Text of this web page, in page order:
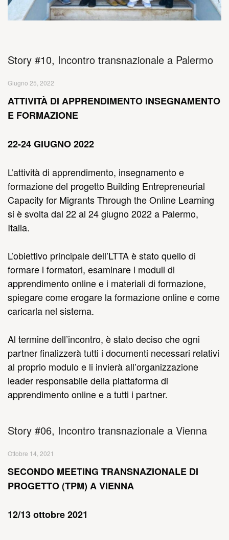
Story #10, Incontro transnazionale a Palermo
Giugno 25, 2022
ATTIVITÀ DI APPRENDIMENTO INSEGNAMENTO
E FORMAZIONE
22-24 GIUGNO 2022
L’attività di apprendimento, insegnamento e
formazione del progetto Building Entrepreneurial
Capacity for Migrants Through the Online Learning
si è svolta dal 22 al 24 giugno 2022 a Palermo,
Italia.
L’obiettivo principale dell’LTTA è stato quello di
formare i formatori, esaminare i moduli di
apprendimento online e i materiali di formazione,
spiegare come erogare la formazione online e come
caricarla nel sistema.
Al termine dell’incontro, è stato deciso che ogni
partner finalizzerà tutti i documenti necessari relativi
al proprio modulo e li invierà all’organizzazione
leader responsabile della piattaforma di
apprendimento online e a tutti i partner.
Story #06, Incontro transnazionale a Vienna
Ottobre 14, 2021
SECONDO MEETING TRANSNAZIONALE DI
PROGETTO (TPM) A VIENNA
12/13 ottobre 2021